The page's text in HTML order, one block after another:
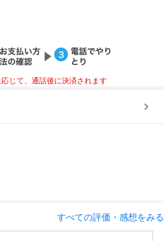
じて、通話後に決済されます
すべての評価・感想をみる